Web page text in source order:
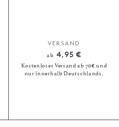
VERSAND
ab 4,95 €
Kostenloser Versand ab 70€ und
nur innerhalb Deutschlands.